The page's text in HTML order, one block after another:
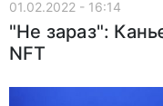
01.02.2022 - 16:14
"Не зараз":
NFT